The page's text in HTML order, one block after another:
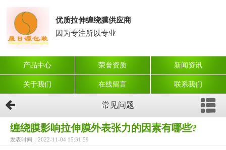
优质拉伸缠绕膜供应商
因为专注所以专业
产品中心 荣誉资质 新闻资讯
关于我们 在线留言 联系我们
常见问题
缠绕膜影响拉伸膜外表张力的因素有哪些?
发表时间：2022-11-04 15:31:59